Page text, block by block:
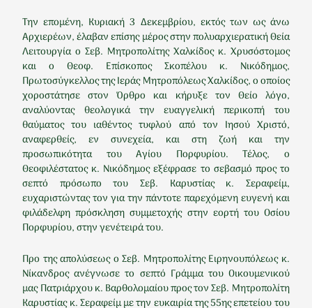
Την επομένη, Κυριακή 3 Δεκεμβρίου, εκτός των ως άνω
Αρχιερέων, έλαβαν επίσης μέρος στην πολυαρχιερατική Θεία
Λειτουργία ο Σεβ. Μητροπολίτης Χαλκίδος κ. Χρυσόστομος
και ο Θεοφ. Επίσκοπος Σκοπέλου κ. Νικόδημος,
Πρωτοσύγκελλος της Ιεράς Μητροπόλεως Χαλκίδος, ο οποίος
χοροστάτησε στον Όρθρο και κήρυξε τον Θείο λόγο,
αναλύοντας θεολογικά την ευαγγελική περικοπή του
θαύματος του ιαθέντος τυφλού από τον Ιησού Χριστό,
αναφερθείς, εν συνεχεία, και στη ζωή και την
προσωπικότητα του Αγίου Πορφυρίου. Τέλος, ο
Θεοφιλέστατος κ. Νικόδημος εξέφρασε το σεβασμό προς το
σεπτό πρόσωπο του Σεβ. Καρυστίας κ. Σεραφείμ,
ευχαριστώντας τον για την πάντοτε παρεχόμενη ευγενή και
φιλάδελφη πρόσκληση συμμετοχής στην εορτή του Οσίου
Πορφυρίου, στην γενέτειρά του.
Προ της απολύσεως ο Σεβ. Μητροπολίτης Ειρηνουπόλεως κ.
Νίκανδρος ανέγνωσε το σεπτό Γράμμα του Οικουμενικού
μας Πατριάρχου κ. Βαρθολομαίου προς τον Σεβ. Μητροπολίτη
Καρυστίας κ. Σεραφείμ με την ευκαιρία της 55ης επετείου του